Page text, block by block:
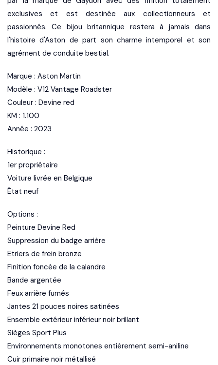
exclusives et est destinée aux collectionneurs et
passionnés. Ce bijou britannique restera à jamais dans
l'histoire d'Aston de part son charme intemporel et son
agrément de conduite bestial.
Marque : Aston Martin
Modèle : V12 Vantage Roadster
Couleur : Devine red
KM : 1.100
Année : 2023
Historique :
1er propriétaire
Voiture livrée en Belgique
État neuf
Options :
Peinture Devine Red
Suppression du badge arrière
Etriers de frein bronze
Finition foncée de la calandre
Bande argentée
Feux arrière fumés
Jantes 21 pouces noires satinées
Ensemble extérieur inférieur noir brillant
Sièges Sport Plus
Environnements monotones entièrement semi-aniline
Cuir primaire noir métallisé